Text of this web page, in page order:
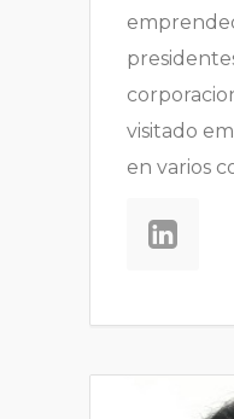
visitado
en varios